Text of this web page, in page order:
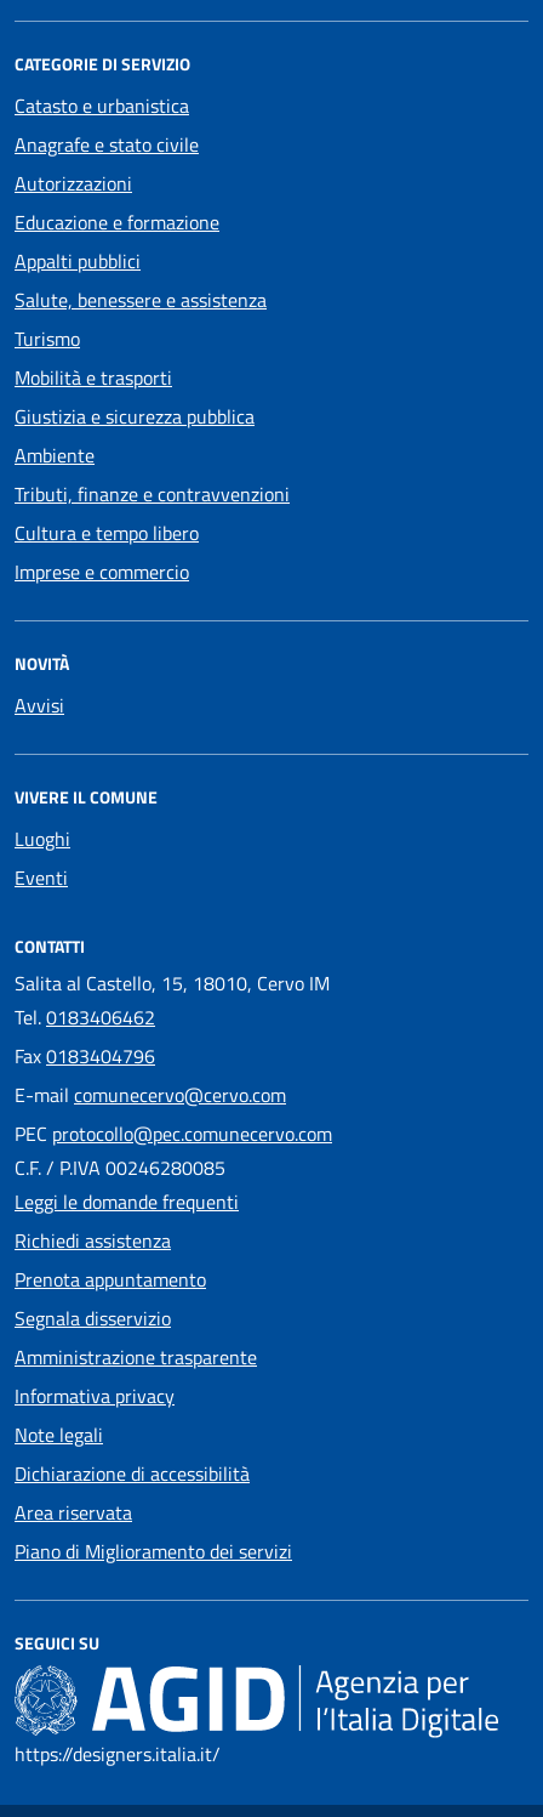
CATEGORIE DI SERVIZIO
Catasto e urbanistica
Anagrafe e stato civile
Autorizzazioni
Educazione e formazione
Appalti pubblici
Salute, benessere e assistenza
Turismo
Mobilità e trasporti
Giustizia e sicurezza pubblica
Ambiente
Tributi, finanze e contravvenzioni
Cultura e tempo libero
Imprese e commercio
NOVITÀ
Avvisi
VIVERE IL COMUNE
Luoghi
Eventi
CONTATTI
Salita al Castello, 15, 18010, Cervo IM
Tel.0183406462
Fax0183404796
E-mail comunecervo@cervo.com
PEC protocollo@pec.comunecervo.com
C.F. / P.IVA 00246280085
Leggi le domande frequenti
Richiedi assistenza
Prenota appuntamento
Segnala disservizio
Amministrazione trasparente
Informativa privacy
Note legali
Dichiarazione di accessibilità
Area riservata
Piano di Miglioramento dei servizi
SEGUICI SU
https://designers.italia.it/